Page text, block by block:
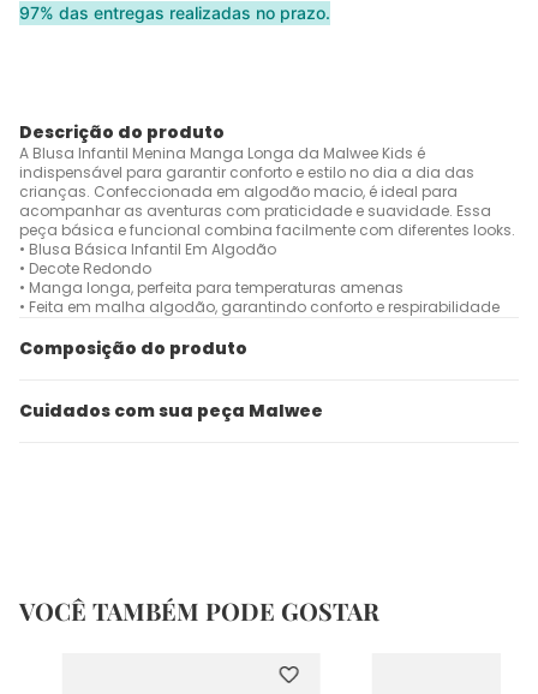
97% das entregas realizadas no prazo.
Descrição do produto
A Blusa Infantil Menina Manga Longa da Malwee Kids é
indispensável para garantir conforto e estilo no dia a dia das
crianças. Confeccionada em algodão macio, é ideal para
acompanhar as aventuras com praticidade e suavidade. Essa
peça básica e funcional combina facilmente com diferentes looks.
• Blusa Básica Infantil Em Algodão
• Decote Redondo
• Manga longa, perfeita para temperaturas amenas
• Feita em malha algodão, garantindo conforto e respirabilidade
Composição do produto
Cuidados com sua peça Malwee
VOCÊ TAMBÉM PODE GOSTAR